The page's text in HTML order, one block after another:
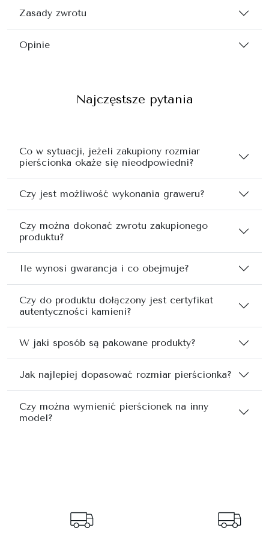
Zasady zwrotu
Opinie
Najczęstsze pytania
Co w sytuacji, jeżeli zakupiony rozmiar
pierścionka okaże się nieodpowiedni?
Czy jest możliwość wykonania graweru?
Czy można dokonać zwrotu zakupionego
produktu?
Ile wynosi gwarancja i co obejmuje?
Czy do produktu dołączony jest certyfikat
autentyczności kamieni?
W jaki sposób są pakowane produkty?
Jak najlepiej dopasować rozmiar pierścionka?
Czy można wymienić pierścionek na inny
model?